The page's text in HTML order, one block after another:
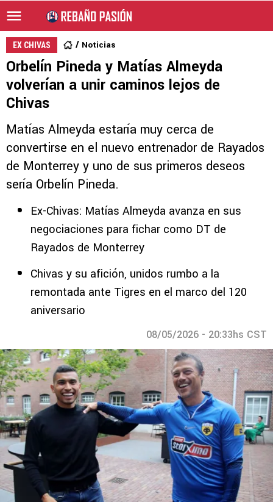
EX CHIVAS Noticias
Orbelín Pineda y Matías Almeyda
volverían a unir caminos lejos de
Chivas
Matías Almeyda estaría muy cerca de
convertirse en el nuevo entrenador de Rayados
de Monterrey y uno de sus primeros deseos
sería Orbelín Pineda.
Ex-Chivas: Matías Almeyda avanza en sus
negociaciones para fichar como DT de
Rayados de Monterrey
Chivas y su afición, unidos rumbo a la
remontada ante Tigres en el marco del 120
aniversario
08/05/2026 - 20:33hs CST